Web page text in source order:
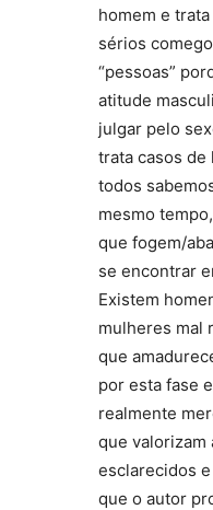
homem e
sérios
“pessoas”
atitude
julgar pelo
trata casos
todos
mesmo
que fogem/
se encontrar
Existem
mulheres mal
que
por esta fase
realmente
que valorizam
esclarecidos
que o autor